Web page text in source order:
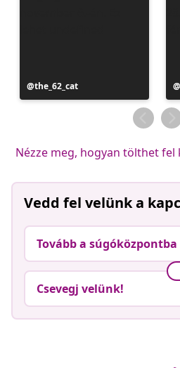
Bejegyzés
közzétevője
the_62_cat
Nézze meg, hogyan tölthet fel
Vedd fel velünk a
Tovább a súgóközpontba
Csevegj velünk!